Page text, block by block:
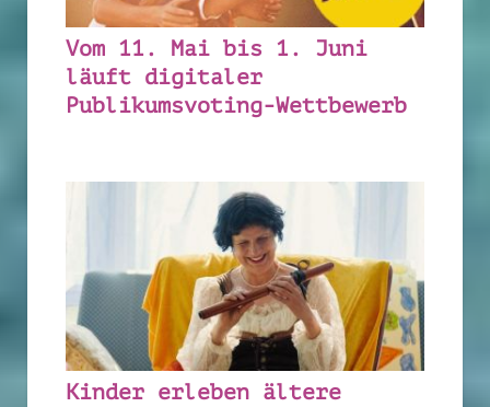
Vom 11. Mai bis 1. Juni
läuft digitaler
Publikumsvoting-Wettbewerb
Kinder erleben ältere